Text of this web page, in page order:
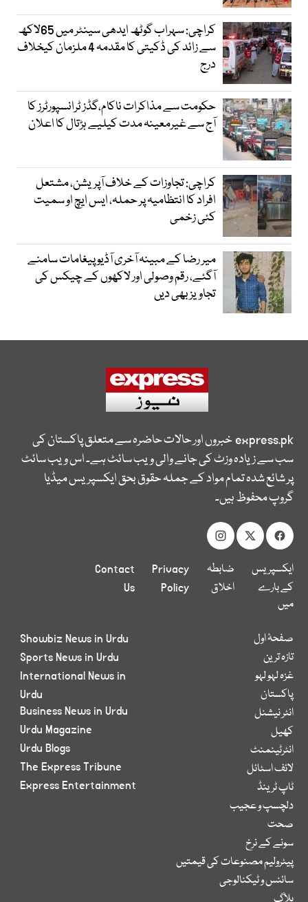
کراچی: سہراب گوٹھ ایدھی سینٹر میں 65لاکھ
سے زائد کی ڈکیتی کا مقدمہ 4 ملزمان کیخلاف
درج
حکومت سے مذاکرات ناکام،گڈز ٹرانسپورٹرز کا
آج سے غیرمعینہ مدت کیلیے ہڑتال کا اعلان
کراچی: تجاوزات کے خلاف آپریشن، مشتعل
افراد کا انتظامیہ پر حملہ، ایس ایچ او سمیت
کئی زخمی
میر رضا کے مبینہ آخری آڈیو پیغامات سامنے
آگئے، رقم وصولی اور لاکھوں کے چیکس کی
تجاویز بھی دیں
express.pkخبروں اور حالات حاضرہ سے متعلق پاکستان کی
سب سے زیادہ وزٹ کی جانے والی ویب سائٹ ہے۔ اس ویب سائٹ
پر شائع شدہ تمام مواد کے جملہ حقوق بحق ایکسپریس میڈیا
گروپ محفوظ ہیں۔
ایکسپریس
کے بارے
میں
ضابطہ
اخلاق
Privacy
Policy
Contact
Us
صفحۂ اول
تازہ ترین
غزہ لہو لہو
پاکستان
انٹر نیشنل
کھیل
انٹرٹینمنٹ
لائف اسٹائل
ٹاپ ٹرینڈ
دلچسپ و عجیب
صحت
سونے کے نرخ
پیٹرولیم مصنوعات کی قیمتیں
سائنس و ٹیکنالوجی
Showbiz News in Urdu
Sports News in Urdu
International News in
Urdu
Business News in Urdu
Urdu Magazine
Urdu Blogs
The Express Tribune
Express Entertainment